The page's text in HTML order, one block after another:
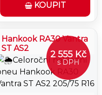
KOUPIT
Hankook RA30 Vantra
ST AS2
2 555 Kč
s DPH